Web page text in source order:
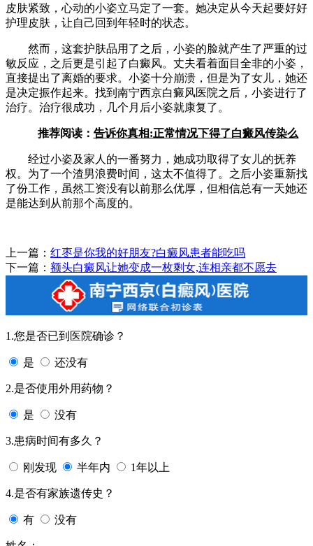
皮肤紧致，心动的小姿立马定了一套。她决定从今天起要好好
护理皮肤，让自己回到年轻时的状态。
然而，这套护肤品用了之后，小姿的脸就产生了严重的过
敏反应，之后更是引起了白癜风。丈夫看着面目全非的小姿，
直接提出了离婚的要求。小姿十分崩溃，但是为了女儿，她还
是决定振作起来。找到南宁西京白癜风医院之后，小姿进行了
治疗。治疗很成功，几个月后小姿就康复了。
推荐阅读： 告诉你真相:正常情况下得了白癜风传染么
经过小姿及家人的一番努力，她成功取得了女儿的抚养
权。为了一个渣男浪费时间，这太不值得了。之后小姿重新找
了份工作，虽然工资没有以前那么优厚，但相信总有一天她还
是能达到从前那个高度的。
上一篇： 红枣是你我的好朋友?白癜风患者能吃吗
下一篇： 额头白癜风让她变成一枚剩女,连相亲都不愿去
1.您是否已到医院确诊？
是 还没有
2.是否使用外用药物？
是 没有
3.患病时间有多久？
刚发现 半年内 1年以上
4.是否有家族遗传史？
有 没有